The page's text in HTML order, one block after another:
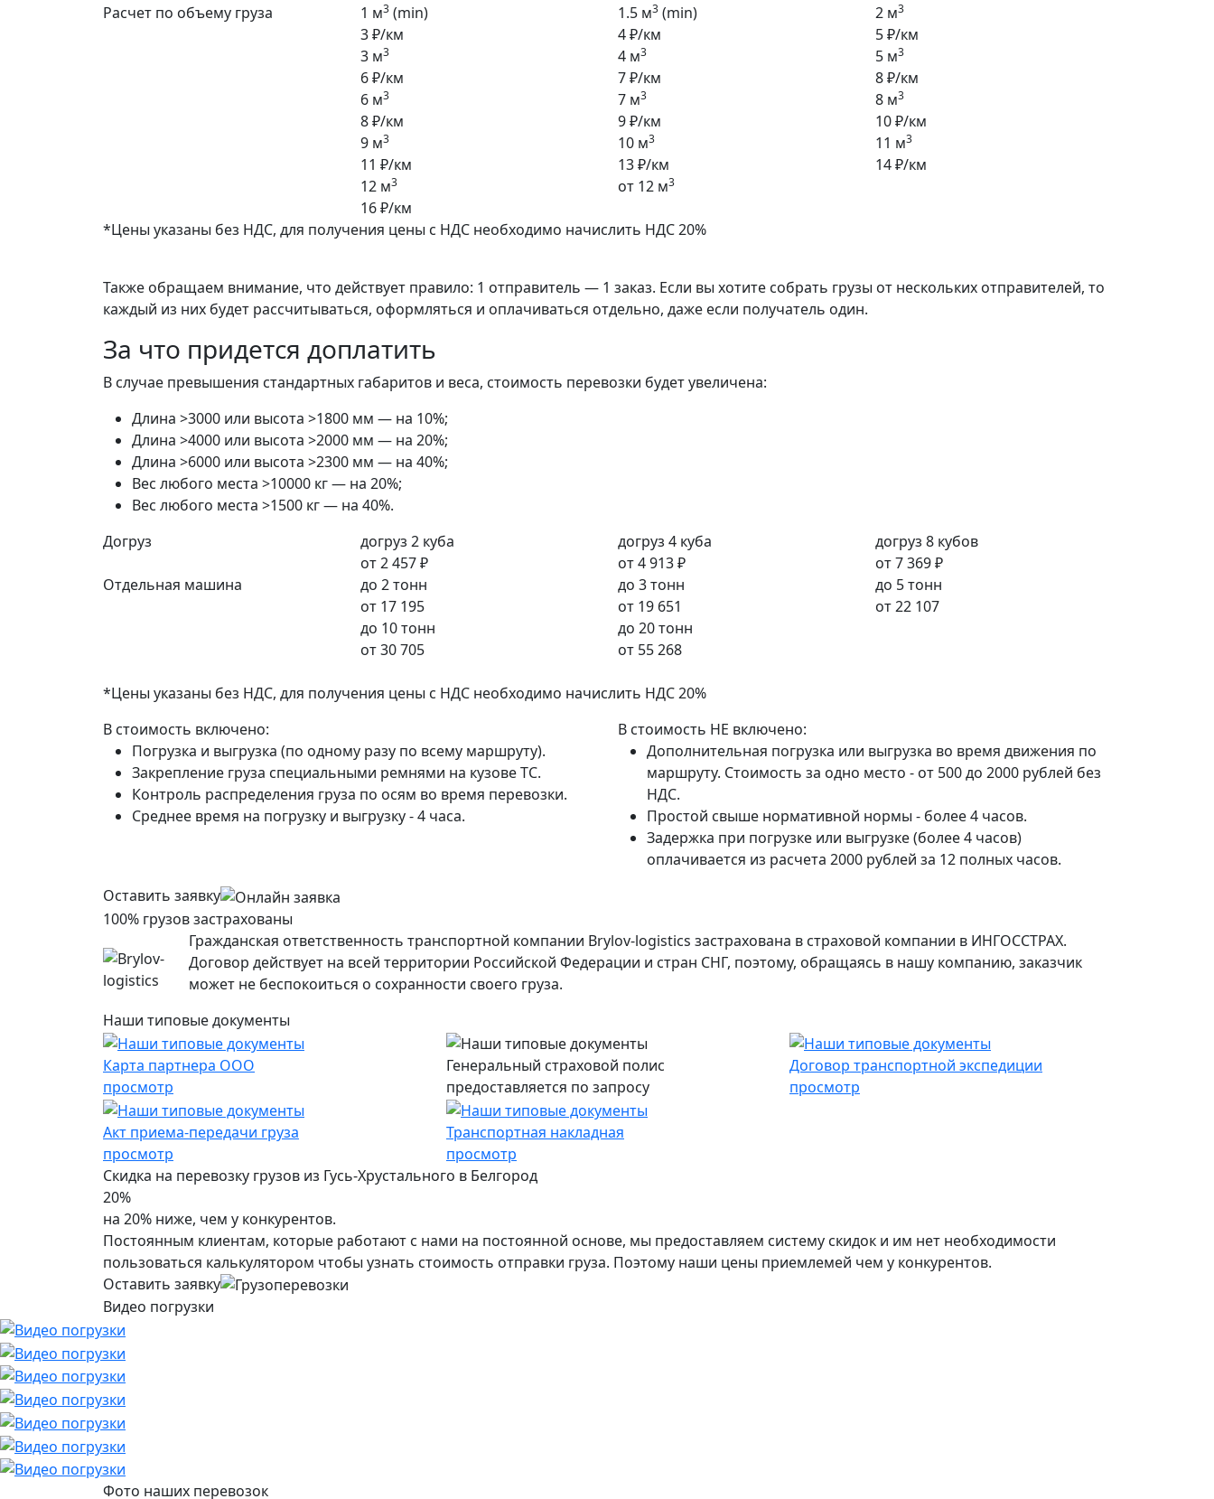
Расчет по объему груза
1 м3 (min)
3 ₽/км
1.5 м3 (min)
4 ₽/км
2 м3
5 ₽/км
3 м3
6 ₽/км
4 м3
7 ₽/км
5 м3
8 ₽/км
6 м3
8 ₽/км
7 м3
9 ₽/км
8 м3
10 ₽/км
9 м3
11 ₽/км
10 м3
13 ₽/км
11 м3
14 ₽/км
12 м3
16 ₽/км
от 12 м3
*Цены указаны без НДС, для получения цены с НДС необходимо начислить НДС 20%
Также обращаем внимание, что действует правило: 1 отправитель — 1 заказ. Если вы хотите собрать грузы от нескольких отправителей, то
каждый из них будет рассчитываться, оформляться и оплачиваться отдельно, даже если получатель один.
За что придется доплатить
В случае превышения стандартных габаритов и веса, стоимость перевозки будет увеличена:
Длина >3000 или высота >1800 мм — на 10%;
Длина >4000 или высота >2000 мм — на 20%;
Длина >6000 или высота >2300 мм — на 40%;
Вес любого места >10000 кг — на 20%;
Вес любого места >1500 кг — на 40%.
Догруз
догруз 2 куба
от2 457 ₽
догруз 4 куба
от4 913 ₽
догруз 8 кубов
от7 369 ₽
Отдельная машина
до 2 тонн
от 17 195
до 3 тонн
от 19 651
до 5 тонн
от22 107
до 10 тонн
от30 705
до 20 тонн
от 55 268
*Цены указаны без НДС, для получения цены с НДС необходимо начислить НДС 20%
В стоимость включено:
Погрузка и выгрузка (по одному разу по всему маршруту).
Закрепление груза специальными ремнями на кузове ТС.
Контроль распределения груза по осям во время перевозки.
Среднее время на погрузку и выгрузку - 4 часа.
В стоимость НЕ включено:
Дополнительная погрузка или выгрузка во время движения по
маршруту. Стоимость за одно место - от 500 до 2000 рублей без
НДС.
Простой свыше нормативной нормы - более 4 часов.
Задержка при погрузке или выгрузке (более 4 часов)
оплачивается из расчета 2000 рублей за 12 полных часов.
Оставить заявку
100% грузов застрахованы
Гражданская ответственность транспортной компании Brylov-logistics застрахована в страховой компании в ИНГОСCТРАХ.
Договор действует на всей территории Российской Федерации и стран СНГ, поэтому, обращаясь в нашу компанию, заказчик
может не беспокоиться о сохранности своего груза.
Наши типовые документы
Карта партнера ООО
просмотр
Генеральный страховой полис
предоставляется по запросу
Договор транспортной экспедиции
просмотр
Акт приема-передачи груза
просмотр
Транспортная накладная
просмотр
Скидка на перевозку грузов из Гусь-Хрустального в Белгород
20%
на 20% ниже, чем у конкурентов.
Постоянным клиентам, которые работают с нами на постоянной основе, мы предоставляем систему скидок и им нет необходимости
пользоваться калькулятором чтобы узнать стоимость отправки груза. Поэтому наши цены приемлемей чем у конкурентов.
Оставить заявку
Видео погрузки
Фото наших перевозок